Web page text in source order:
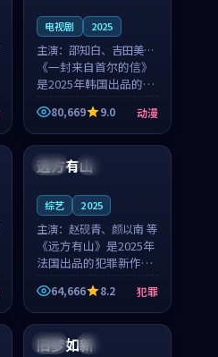
电视剧 2025
主演： 邵知白、吉田美琴
等
《一封来自首尔的信》
是2025年韩国出品的动
漫新作，主创团队希望
用高考往事的故事让观
众停下来想一想。邵知
重要角色，谢承南的
80,669 9.0 动漫
法国 独播
远方有山
综艺 2025
主演： 赵砚青、颜以南 等
《远方有山》是2025年
法国出品的犯罪新作，
主创团队希望用高校追
梦的故事让观众停下来
想一想。赵砚青领衔，
颜以南担任重要角色，
山田纯一的叙事节奏
64,666 8.2 犯罪
中国 高分
旧梦如新